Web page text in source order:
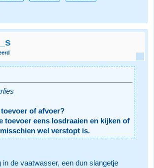
of afvoer?
toevoer eens losdraaien en kijken of
wel verstopt is.
in de vaatwasser, een dun slangetje